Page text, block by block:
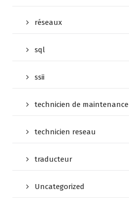
réseaux
sql
ssii
technicien de maintenance
technicien reseau
traducteur
Uncategorized